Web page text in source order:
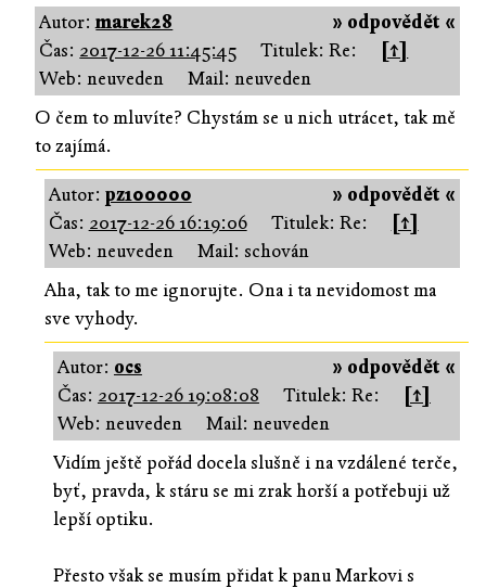
» odpovědět «
Autor:marek28
Čas: 2017-12-26 11:45:45 Titulek: Re:
[↑]
Web: neuveden
Mail: neuveden
O čem to mluvíte? Chystám se u nich utrácet, tak mě
to zajímá.
» odpovědět «
Autor: pz100000
Čas: 2017-12-26 16:19:06 Titulek: Re:
[↑]
Web: neuveden
Mail: schován
Aha, tak to me ignorujte. Ona i ta nevidomost ma
sve vyhody.
» odpovědět «
Autor: ocs
Čas: 2017-12-26 19:08:08 Titulek: Re:
[↑]
Web: neuveden
Mail: neuveden
Vidím ještě pořád docela slušně i na vzdálené terče,
byť, pravda, k stáru se mi zrak horší a potřebuji už
lepší optiku.
Přesto však se musím přidat k panu Markovi s